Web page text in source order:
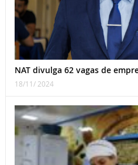
NAT divulga 62 vagas de
18/11/ 2024